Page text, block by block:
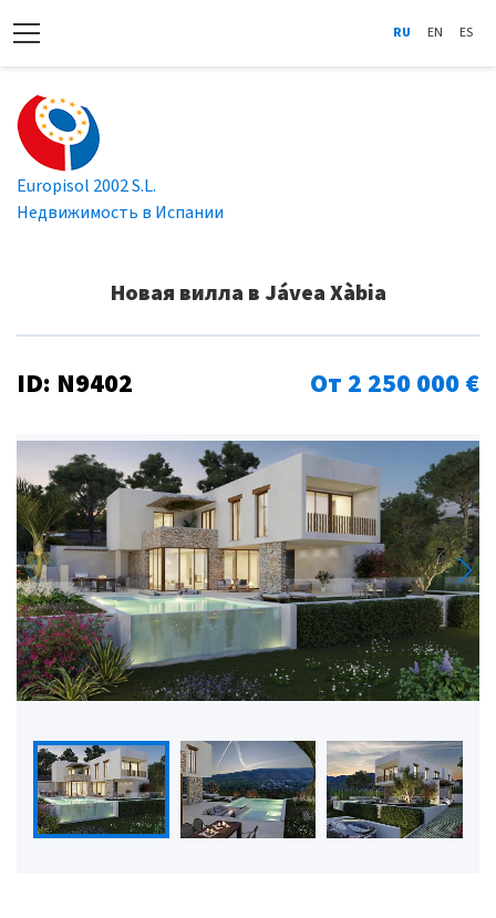
RU EN ES
Europisol 2002 S.L.
Недвижимость в Испании
Новая вилла в Jávea Xàbia
ID: N9402 От 2 250 000 €